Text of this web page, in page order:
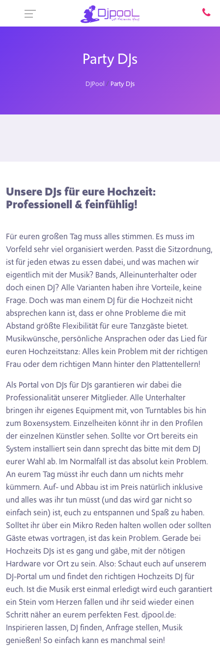
Party DJs
DJPool Party DJs
Unsere DJs für eure Hochzeit:
Professionell & feinfühlig!
Für euren großen Tag muss alles stimmen. Es muss im
Vorfeld sehr viel organisiert werden. Passt die Sitzordnung,
ist für jeden etwas zu essen dabei, und was machen wir
eigentlich mit der Musik? Bands, Alleinunterhalter oder
doch einen DJ? Alle Varianten haben ihre Vorteile, keine
Frage. Doch was man einem DJ für die Hochzeit nicht
absprechen kann ist, dass er ohne Probleme die mit
Abstand größte Flexibilität für eure Tanzgäste bietet.
Musikwünsche, persönliche Ansprachen oder das Lied für
euren Hochzeitstanz: Alles kein Problem mit der richtigen
Frau oder dem richtigen Mann hinter den Plattentellern!
Als Portal von DJs für DJs garantieren wir dabei die
Professionalität unserer Mitglieder. Alle Unterhalter
bringen ihr eigenes Equipment mit, von Turntables bis hin
zum Boxensystem. Einzelheiten könnt ihr in den Profilen
der einzelnen Künstler sehen. Sollte vor Ort bereits ein
System installiert sein dann sprecht das bitte mit dem DJ
eurer Wahl ab. Im Normalfall ist das absolut kein Problem.
An eurem Tag müsst ihr euch dann um nichts mehr
kümmern. Auf- und Abbau ist im Preis natürlich inklusive
und alles was ihr tun müsst (und das wird gar nicht so
einfach sein) ist, euch zu entspannen und Spaß zu haben.
Solltet ihr über ein Mikro Reden halten wollen oder sollten
Gäste etwas vortragen, ist das kein Problem. Gerade bei
Hochzeits DJs ist es gang und gäbe, mit der nötigen
Hardware vor Ort zu sein. Also: Schaut euch auf unserem
DJ-Portal um und findet den richtigen Hochzeits DJ für
euch. Ist die Musik erst einmal erledigt wird euch garantiert
ein Stein vom Herzen fallen und ihr seid wieder einen
Schritt näher an eurem perfekten Fest. djpool.de:
Inspirieren lassen, DJ finden, Anfrage stellen, Musik
genießen! So einfach kann es manchmal sein!